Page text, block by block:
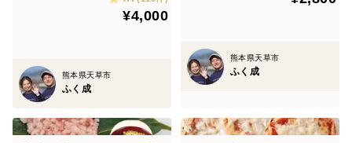
特徴としまして、鮮魚に比べて、賞味期限が30倍に延長
とが出来、鮮魚に比べて127%の 旨味コクがあるという
エビデンスが出ています。
【こだわり】
¥4,000
熊本県天草市
ふく成
熊本県天草市
ふく成